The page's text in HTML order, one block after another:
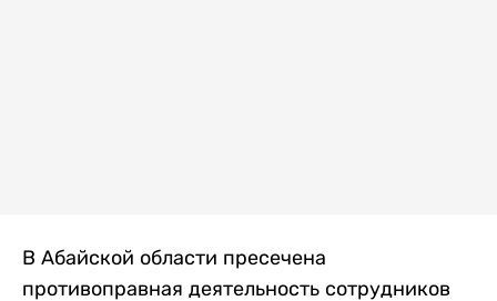
В Абайской области пресечена
противоправная деятельность сотрудников